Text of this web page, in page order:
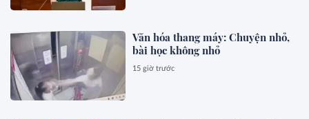
Văn hóa thang máy: Chuyện nhỏ,
bài học không nhỏ
15 giờ trước